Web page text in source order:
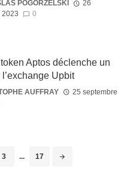
POGORZELSKI
26
2023
0
Aptos déclenche un
l’exchange Upbit
AUFFRAY
25 septembre
3 ... 17